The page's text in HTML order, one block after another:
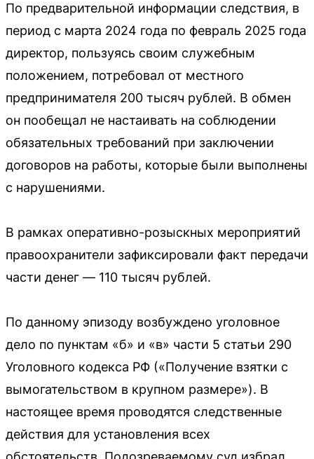
По предварительной информации следствия, в
период с марта 2024 года по февраль 2025 года
директор, пользуясь своим служебным
положением, потребовал от местного
предпринимателя 200 тысяч рублей. В обмен
он пообещал не настаивать на соблюдении
обязательных требований при заключении
договоров на работы, которые были выполнены
с нарушениями.
В рамках оперативно-розыскных мероприятий
правоохранители зафиксировали факт передачи
части денег — 110 тысяч рублей.
По данному эпизоду возбуждено уголовное
дело по пунктам «б» и «в» части 5 статьи 290
Уголовного кодекса РФ («Получение взятки с
вымогательством в крупном размере»). В
настоящее время проводятся следственные
действия для установления всех